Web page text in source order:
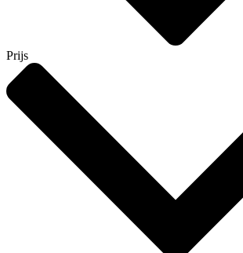
Prijs